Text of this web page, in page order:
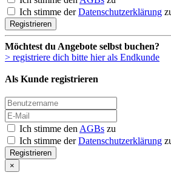
Ich stimme derDatenschutzerklärung
Registrieren
Möchtest du Angebote selbst buchen?
> registriere dich bitte hier als Endkunde
Als Kunde registrieren
Ich stimme den AGBs zu
Ich stimme derDatenschutzerklärung
Registrieren
×